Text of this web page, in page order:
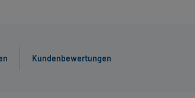
Kundenbewertungen